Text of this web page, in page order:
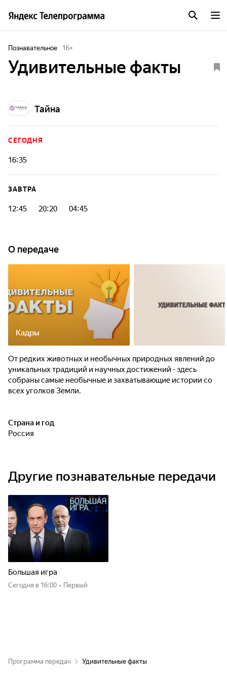
Познавательное 16+
Удивительные факты
Тайна
СЕГОДНЯ
16:35
ЗАВТРА
12:45 20:20 04:45
О передаче
Кадры
От редких животных и необычных природных явлений до
уникальных традиций и научных достижений - здесь
собраны самые необычные и захватывающие истории со
всех уголков Земли.
Страна и год
Россия
Другие познавательные передачи
Большая игра
Сегодня в 16:00 • Первый
Программа передач Удивительные факты